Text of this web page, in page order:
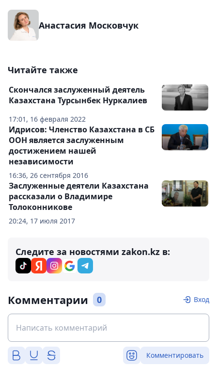
Анастасия Московчук
Читайте также
17:01, 16 февраля 2022
Скончался заслуженный деятель
Казахстана Турсынбек Нуркалиев
16:36, 26 сентября 2016
Идрисов: Членство Казахстана в СБ
ООН является заслуженным
достижением нашей
независимости
20:24, 17 июля 2017
Заслуженные деятели Казахстана
рассказали о Владимире
Толоконникове
Следите за новостями zakon.kz в:
Комментарии 0 Вход
Комментировать